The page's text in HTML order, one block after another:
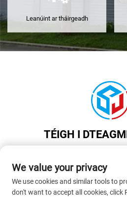
Leanúint ar tháirgeadh
TÉIGH I
Liaobu, Cathair Dongguan, Contae
Teil:
+86-18925575108
Ríomhphost:[email protected]
We value your privacy
We use cookies and similar tools to
don't want to accept all cookies, click